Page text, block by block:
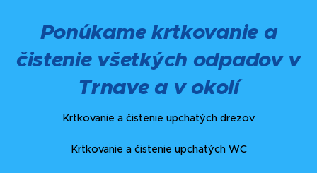
Ponúkame krtkovanie a
čistenie všetkých odpadov v
Trnave a v okolí
Krtkovanie a čistenie upchatých drezov
Krtkovanie a čistenie upchatých WC